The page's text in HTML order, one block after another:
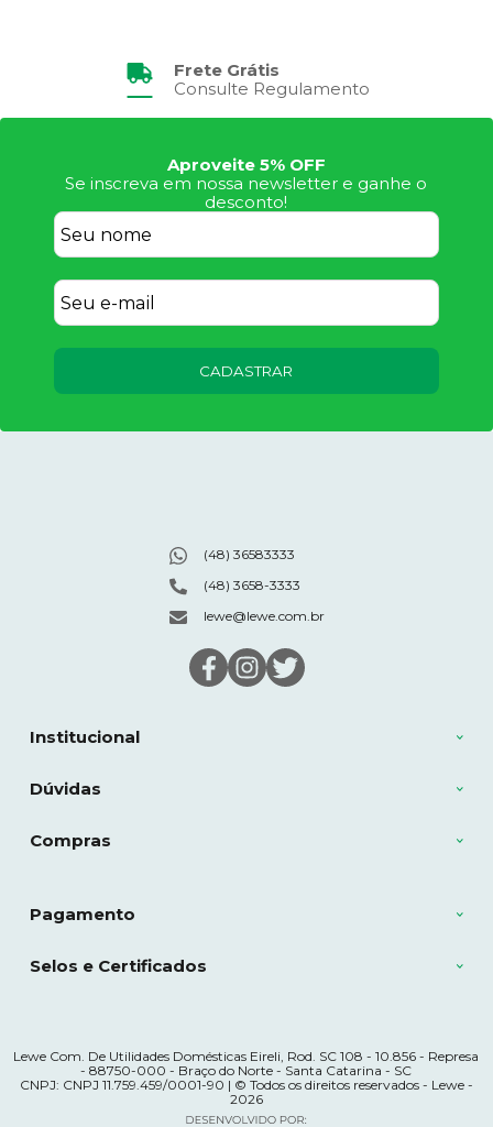
Frete Grátis
Consulte Regulamento
Aproveite 5% OFF
Se inscreva em nossa newsletter e ganhe o
desconto!
CADASTRAR
Institucional
Dúvidas
Compras
(48) 36583333
(48) 3658-3333
lewe@lewe.com.br
Pagamento
Selos e Certificados
Lewe Com. De Utilidades Domésticas Eireli, Rod. SC 108 - 10.856 - Represa
- 88750-000 - Braço do Norte - Santa Catarina - SC
CNPJ: CNPJ 11.759.459/0001-90 | © Todos os direitos reservados - Lewe -
2026